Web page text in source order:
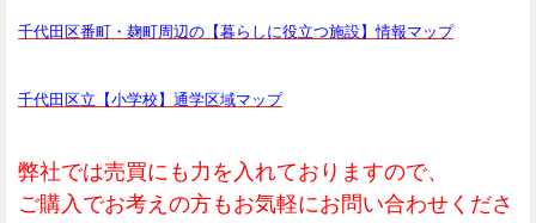
千代田区番町・麹町周辺の【暮らしに役立つ施設】情報マップ
千代田区立【小学校】通学区域マップ
弊社では売買にも力を入れておりますので、
ご購入でお考えの方もお気軽にお問い合わせくださ